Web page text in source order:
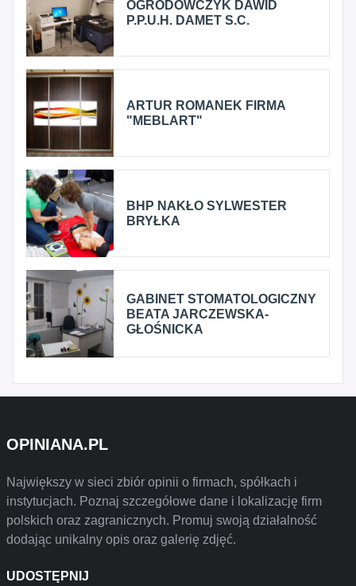
OGRODOWCZYK DAWID
P.P.U.H. DAMET S.C.
ARTUR ROMANEK FIRMA
"MEBLART"
BHP NAKŁO SYLWESTER
BRYŁKA
GABINET STOMATOLOGICZNY
BEATA JARCZEWSKA-
GŁOŚNICKA
OPINIANA.PL
Największy w sieci zbiór opinii o firmach, spółkach i
instytucjach. Poznaj szczegółowe dane i lokalizację firm
polskich oraz zagranicznych. Promuj swoją działalność
dodając unikalny opis oraz galerię zdjęć.
UDOSTĘPNIJ